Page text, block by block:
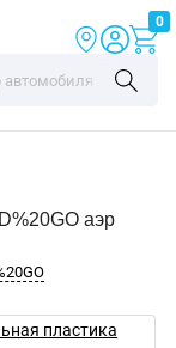
0
аэр